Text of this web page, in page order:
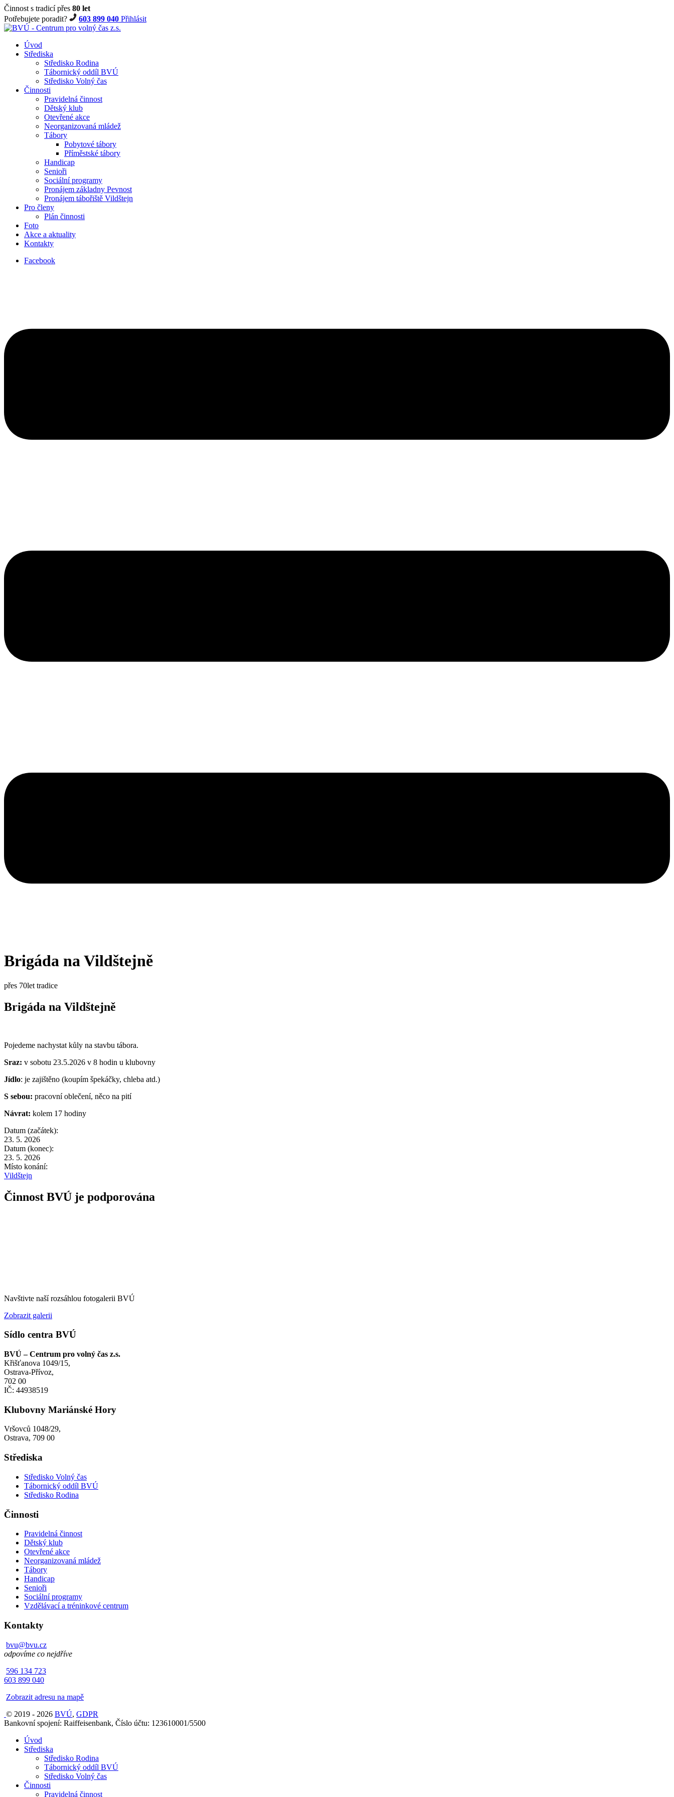
Činnost s tradicí přes 80 let
Potřebujete poradit?
603 899 040 Přihlásit
Úvod
Střediska
Středisko Rodina
Tábornický oddíl BVÚ
Středisko Volný čas
Činnosti
Pravidelná činnost
Dětský klub
Otevřené akce
Neorganizovaná mládež
Tábory
Pobytové tábory
Příměstské tábory
Handicap
Senioři
Sociální programy
Pronájem základny Pevnost
Pronájem tábořiště Vildštejn
Pro členy
Plán činnosti
Foto
Akce a aktuality
Kontakty
Facebook
Brigáda na Vildštejně
přes 70let tradice
Brigáda na Vildštejně
Pojedeme nachystat kůly na stavbu tábora.
Sraz: v sobotu 23.5.2026 v 8 hodin u klubovny
Jídlo: je zajištěno (koupím špekáčky, chleba atd.)
S sebou: pracovní oblečení, něco na pití
Návrat: kolem 17 hodiny
Datum (začátek):
23. 5. 2026
Datum (konec):
23. 5. 2026
Místo konání:
Vildštejn
Činnost BVÚ je podporována
Navštivte naší rozsáhlou fotogalerii BVÚ
Zobrazit galerii
Sídlo centra BVÚ
BVÚ – Centrum pro volný čas z.s.
Křišťanova 1049/15,
Ostrava-Přívoz,
702 00
IČ: 44938519
Klubovny Mariánské Hory
Vršovců 1048/29,
Ostrava, 709 00
Střediska
Středisko Volný čas
Tábornický oddíl BVÚ
Středisko Rodina
Činnosti
Pravidelná činnost
Dětský klub
Otevřené akce
Neorganizovaná mládež
Tábory
Handicap
Senioři
Sociální programy
Vzdělávací a tréninkové centrum
Kontakty
bvu@bvu.cz
odpovíme co nejdříve
596 134 723
603 899 040
Zobrazit adresu na mapě
© 2019 - 2026 BVÚ, GDPR
Bankovní spojení: Raiffeisenbank, Číslo účtu: 123610001/5500
Úvod
Střediska
Středisko Rodina
Tábornický oddíl BVÚ
Středisko Volný čas
Činnosti
Pravidelná činnost